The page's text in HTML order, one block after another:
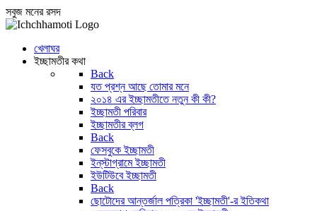
সবুজ মনের রসদ
খেলাঘর
ইচ্ছামতীর কথা
Back
যত প্রশ্ন আছে তোমার মনে
২০১৪ এর ইচ্ছামতীতে নতুন কী কী?
ইচ্ছামতী পরিবার
ইচ্ছামতীর ব্লগ
Back
ফেসবুকে ইচ্ছামতী
ইন্‌স্টাগ্রামে ইচ্ছামতী
ইউটিউবে ইচ্ছামতী
Back
ছোটোদের আন্তর্জাল পত্রিকা 'ইচ্ছামতী'-র ইতিকথা